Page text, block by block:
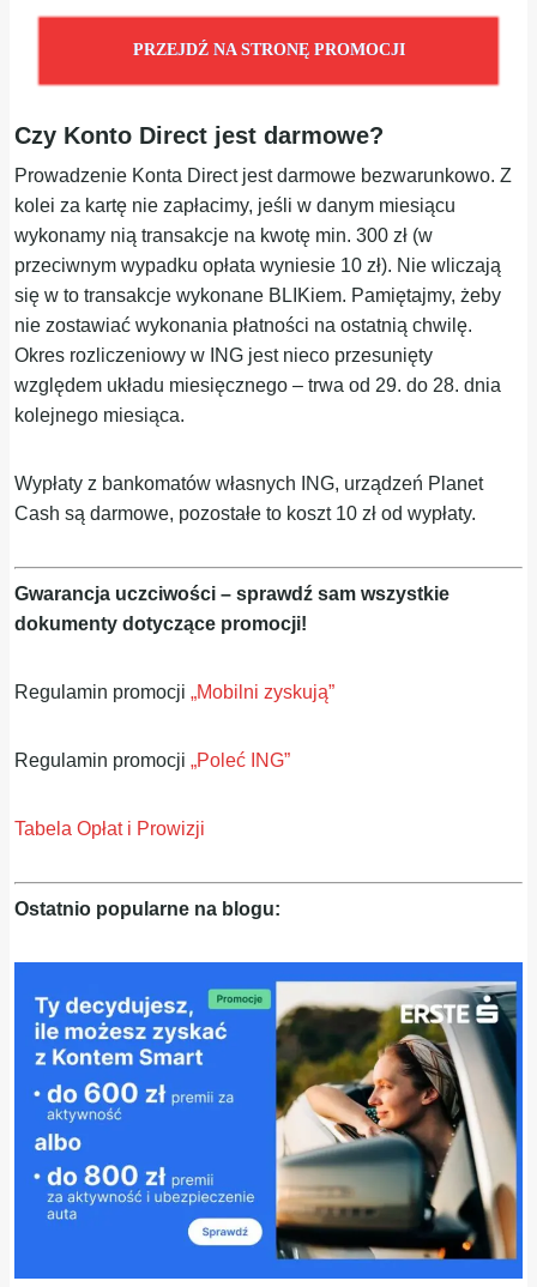
PRZEJDŹ NA STRONĘ PROMOCJI
Czy Konto Direct jest darmowe?
Prowadzenie Konta Direct jest darmowe bezwarunkowo. Z
kolei za kartę nie zapłacimy, jeśli w danym miesiącu
wykonamy nią transakcje na kwotę min. 300 zł (w
przeciwnym wypadku opłata wyniesie 10 zł). Nie wliczają
się w to transakcje wykonane BLIKiem. Pamiętajmy, żeby
nie zostawiać wykonania płatności na ostatnią chwilę.
Okres rozliczeniowy w ING jest nieco przesunięty
względem układu miesięcznego – trwa od 29. do 28. dnia
kolejnego miesiąca.
Wypłaty z bankomatów własnych ING, urządzeń Planet
Cash są darmowe, pozostałe to koszt 10 zł od wypłaty.
Gwarancja uczciwości – sprawdź sam wszystkie
dokumenty dotyczące promocji!
Regulamin promocji„Mobilni zyskują”
Regulamin promocji„Poleć ING”
Tabela Opłat i Prowizji
Ostatnio popularne na blogu: